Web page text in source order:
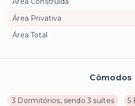
Cômodos
3 Dormitórios, sendo 3 suítes 5
Área Privativa
Área Total